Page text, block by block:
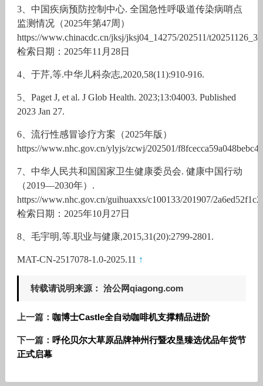
3、中国疾病预防控制中心. 全国急性呼吸道传染病哨点
监测情况（2025年第47周）
https://www.chinacdc.cn/jksj/jksj04_14275/202511/
检索日期：2025年11月28日
4、于芹,等.中华儿科杂志,2020,58(11):910-916.
5、Paget J, et al. J Glob Health. 2023;13:04003. Published
2023 Jan 27.
6、流行性感冒诊疗方案（2025年版）
https://www.nhc.gov.cn/ylyjs/zcwj/202501/
7、中华人民共和国国家卫生健康委员会. 健康中国行动
（2019—2030年）.
https://www.nhc.gov.cn/guihuaxxs/c100133/201907/
检索日期：2025年10月27日
8、毛宇明,等.职业与健康,2015,31(20):2799-2801.
MAT-CN-2517078-1.0-2025.11 ↑
转载请说明来源： 洽公网qiagong.com
上一篇： 咖博士Castle全自动咖啡机支撑精品进阶
下一篇： 呼伦贝尔大草原品牌神州行暨农垦臻选优品年货节
正式启幕